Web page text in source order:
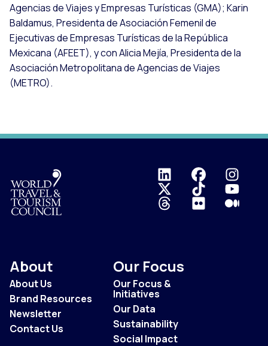
Agencias de Viajes y Empresas Turísticas (GMA); Karin
Baldamus, Presidenta de Asociación Femenil de
Ejecutivas de Empresas Turísticas de la República
Mexicana (AFEET), y con Alicia Mejía, Presidenta de la
Asociación Metropolitana de Agencias de Viajes
(METRO).
Logo
About
About Us
Brand Resources
Newsletter
Contact Us
Our Focus
Our Focus &
Initiatives
Our Data
Sustainability
Social Impact